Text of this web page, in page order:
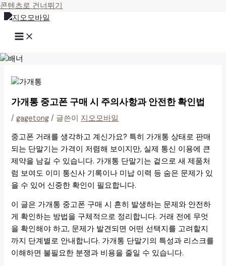
콘텐츠로 건너뛰기
가개통 중고폰 구매 시 주의사항과 안전한 확인법
/gagetong / 글쓴이 지오모바일
중고폰 거래를 생각하고 계신가요? 특히 가개통 상태로 판매
되는 단말기는 가격이 저렴해 보이지만, 실제 통신 이용에 큰
제약을 남길 수 있습니다. 가개통 단말기는 겉으로 새 제품처
럼 보여도 이미 통신사 기록이나 미납 이력 등 숨은 문제가 있
을 수 있어 신중한 확인이 필요합니다.
이 글은 가개통 중고폰 구매 시 흔히 발생하는 문제와 안전하
게 확인하는 방법을 구체적으로 정리합니다. 거래 전에 무엇
을 확인해야 하고, 문제가 발견되면 어떤 선택지를 고려할지
까지 단계별로 안내합니다. 가개통 단말기의 특성과 리스크를
이해하면 불필요한 분쟁과 비용을 줄일 수 있습니다.